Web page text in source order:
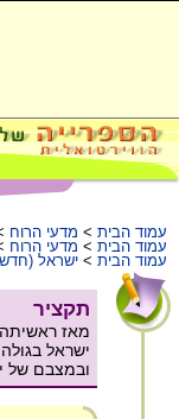
עמוד הבית > מדעי הרוח
עמוד הבית > מדעי הרוח
עמוד הבית > ישראל
תקציר
מאז
ישראל
ובמצבם של